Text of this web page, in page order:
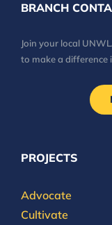
BRANCH
Join your local
to make a difference
PROJECTS
Advocate
Cultivate